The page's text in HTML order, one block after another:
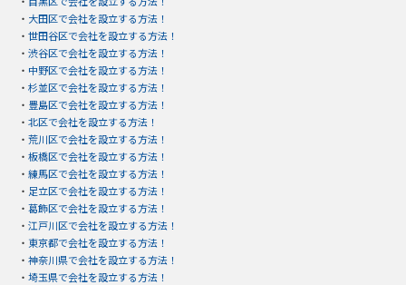
・ 大田区で会社を設立する方法！
・ 世田谷区で会社を設立する方法！
・ 渋谷区で会社を設立する方法！
・ 中野区で会社を設立する方法！
・ 杉並区で会社を設立する方法！
・ 豊島区で会社を設立する方法！
・ 北区で会社を設立する方法！
・ 荒川区で会社を設立する方法！
・ 板橋区で会社を設立する方法！
・ 練馬区で会社を設立する方法！
・ 足立区で会社を設立する方法！
・ 葛飾区で会社を設立する方法！
・ 江戸川区で会社を設立する方法！
・ 東京都で会社を設立する方法！
・ 神奈川県で会社を設立する方法！
・ 埼玉県で会社を設立する方法！